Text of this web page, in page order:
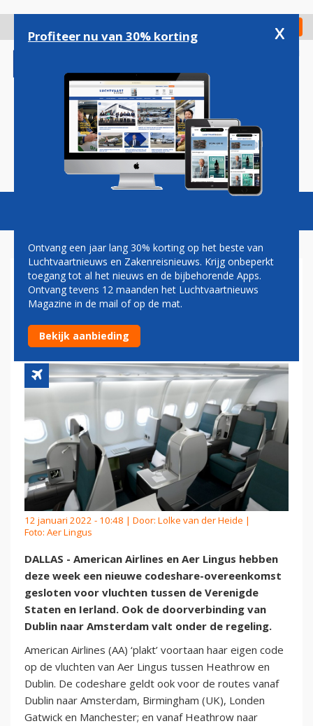
gaan
Check in
Magazine Podcasts Vacatures
AMERICAN AIRLINES EN AER
LINGUS LANCEREN NIEUWE
CODESHARE-OVEREENKOMST
12 januari 2022 - 10:48 | Door: Lolke van der Heide |
Foto: Aer Lingus
DALLAS - American Airlines en Aer Lingus hebben
deze week een nieuwe codeshare-overeenkomst
gesloten voor vluchten tussen de Verenigde
Staten en Ierland. Ook de doorverbinding van
Dublin naar Amsterdam valt onder de regeling.
American Airlines (AA) ‘plakt’ voortaan haar eigen code
op de vluchten van Aer Lingus tussen Heathrow en
Dublin. De codeshare geldt ook voor de routes vanaf
Dublin naar Amsterdam, Birmingham (UK), Londen
Gatwick en Manchester; en vanaf Heathrow naar
Profiteer nu van 30% korting x
Ontvang een jaar lang 30% korting op het beste van
Luchtvaartnieuws en Zakenreisnieuws. Krijg onbeperkt
toegang tot al het nieuws en de bijbehorende Apps.
Ontvang tevens 12 maanden het Luchtvaartnieuws
Magazine in de mail of op de mat.
Bekijk aanbieding